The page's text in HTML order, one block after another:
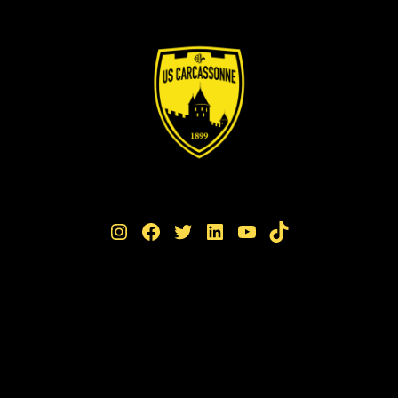
Instagram Facebook Twitter LinkedIn YouTube TikTok